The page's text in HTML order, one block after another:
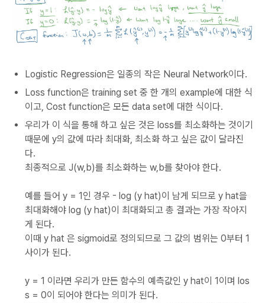
Logistic Regression은 일종의 작은 Neural Network이다.
Loss function은 training set 중 한 개의 example에 대한 식
이고, Cost function은 모든 data set에 대한 식이다.
우리가 이 식을 통해 하고 싶은 것은 loss를 최소화하는 것이기
때문에 y의 값에 따라 최대화, 최소화 하고 싶은 값이 달라진
다.
최종적으로 J(w,b)를 최소화하는 w,b를 찾아야 한다.
예를 들어 y = 1인 경우 - log (y hat)이 남게 되므로 y hat을
최대화해야 log (y hat)이 최대화되고 총 결과는 가장 작아지
게 된다.
이때 y hat 은 sigmoid로 정의되므로 그 값의 범위는 0부터 1
사이가 된다.
y = 1 이라면 우리가 만든 함수의 예측값인 y hat이 1이며 los
s = 0이 되어야 한다는 의미가 된다.